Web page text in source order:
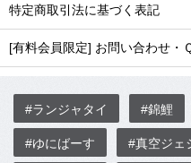
特定商取引法に基づく表記
[有料会員限定] お問い合わせ・
#ランジャタイ #錦鯉
#ゆにばーす #真空ジェ